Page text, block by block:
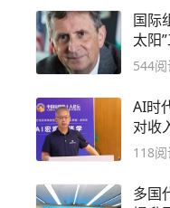
国际
太阳
544
AI时
对收
118
多国